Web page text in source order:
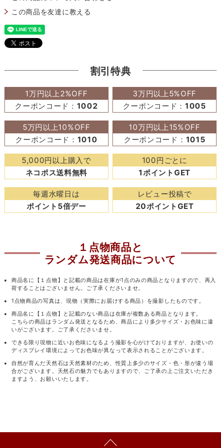
この商品を友達に教える
割引特典
1万円以上2%OFF
クーポンコード： 1002
3万円以上5%OFF
クーポンコード：1005
5万円以上10%OFF
クーポンコード： 1010
10万円以上15%OFF
クーポンコード： 1015
5,000円以上購入で
ネコポス送料無料
100円ごとに
1ポイントGET
毎週水曜日は
ポイント5倍デー
レビュー投稿で
20ポイントGET
１点物商品と
ランダム発送商品について
商品名に【１点物】と記載の商品は在庫が1点のみの商品となりますので、再入
荷することはございません。ご了承くださいませ。
1点物商品の写真は、現物（実際にお届けする商品）を撮影したものです。
商品名に【１点物】と記載のない商品は在庫が複数ある商品となります。
こちらの商品はランダム発送となるため、商品により多少サイズ・お色味に違
いがございます。ご了承くださいませ。
できる限り現物に近いお色味になるよう撮影を心がけておりますが、お使いの
ディスプレイ環境によってお色味が異なって表示されることがございます。
自然が育んだ天然石は天然素材のため、性質上多少のサイズ・色・形が違う場
合がございます。天然石の魅力でもありますので、ご了承の上ご注文いただき
ますよう、お願いいたします。